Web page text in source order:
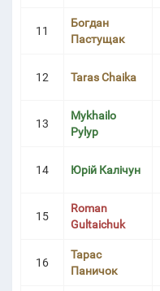
11
Богдан
Пастущак
12 Taras Chaika
13
Mykhailo
Pylyp
14 Юрій Калічун
15
Roman
Gultaichuk
16
Тарас
Паничок